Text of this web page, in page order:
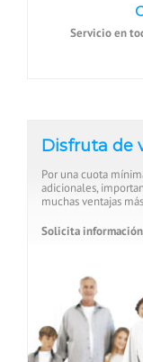
Servicio en
Disfruta de
Por una cuota
adicionales,
muchas ventajas
Solicita